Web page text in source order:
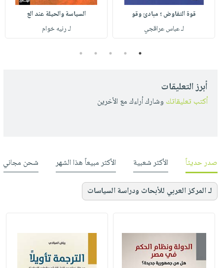
قوة التفاوض ؛ مبادئ وقو
لـ عباس عراقجي
السياسة والحيلة عند الع
لـ رنيه خوام
1
2
3
4
5
أبرز التعليقات
أكتب تعليقاتك وشارك أراءك مع الأخرين
صدر حديثاً الأكثر شعبية الأكثر مبيعاً هذا الشهر شحن مجاني
لـ المركز العربي للأبحاث ودراسة السياسات